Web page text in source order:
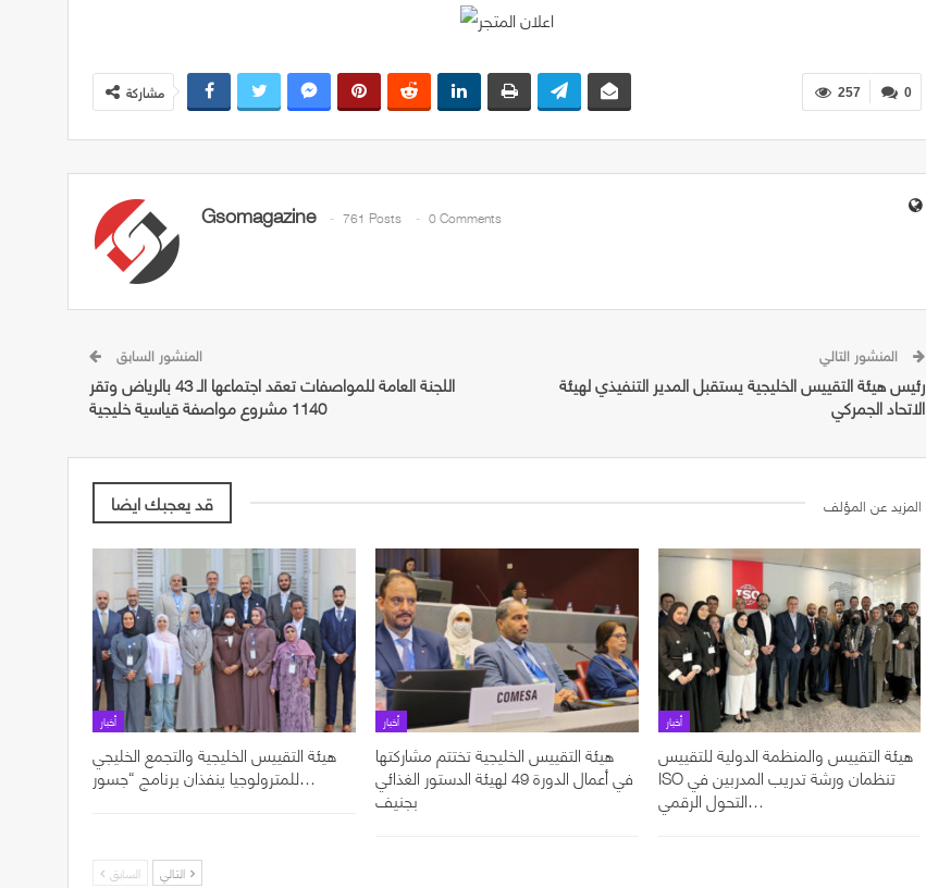
0
257 مشاركة
Gsomagazine 761 Posts 0 Comments
المنشور السابق
اللجنة العامة للمواصفات تعقد اجتماعها الـ 43 بالرياض وتقر
1140 مشروع مواصفة قياسية خليجية
المنشور التالي
رئيس هيئة التقييس الخليجية يستقبل المدير التنفيذي لهيئة
الاتحاد الجمركي
قد يعجبك ايضا المزيد عن المؤلف
أخبار
هيئة التقييس الخليجية والتجمع الخليجي
للمترولوجيا ينفذان برنامج “جسور…
أخبار
هيئة التقييس الخليجية تختتم مشاركتها
في أعمال الدورة 49 لهيئة الدستور الغذائي
بجنيف
أخبار
هيئة التقييس والمنظمة الدولية للتقييس
ISO تنظمان ورشة تدريب المدربين في
التحول الرقمي…
السابق